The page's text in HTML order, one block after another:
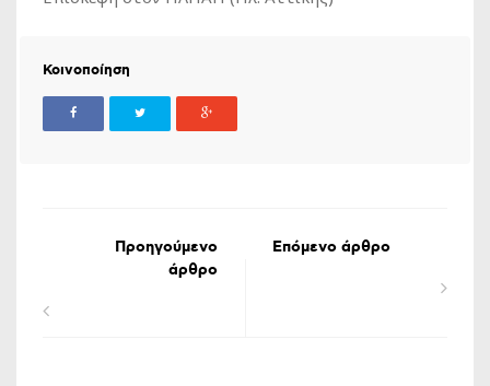
Κοινοποίηση
Προηγούμενο
άρθρο
Επόμενο άρθρο